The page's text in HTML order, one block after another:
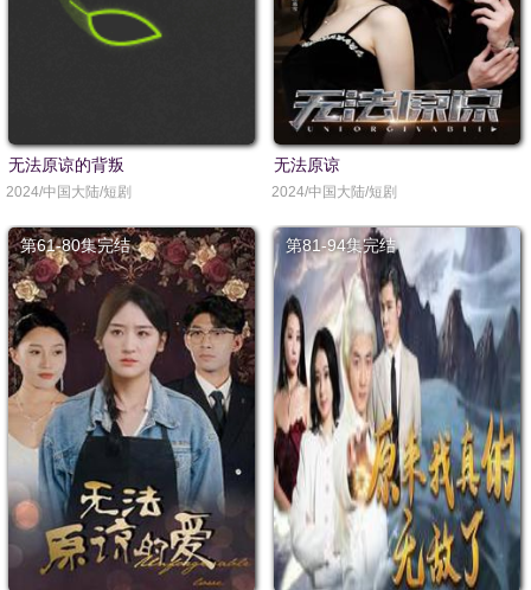
无法原谅的背叛
2024/中国大陆/短剧
无法原谅
2024/中国大陆/短剧
第61-80集完结 第81-94集完结